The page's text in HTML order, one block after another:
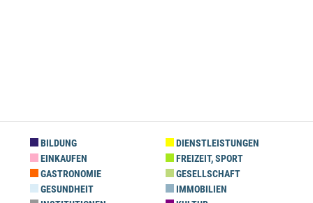
BILDUNG
DIENSTLEISTUNGEN
EINKAUFEN
FREIZEIT, SPORT
GASTRONOMIE
GESELLSCHAFT
GESUNDHEIT
IMMOBILIEN